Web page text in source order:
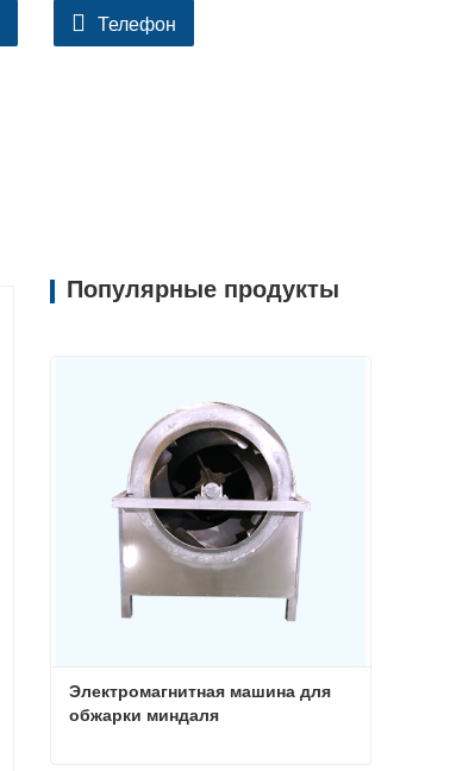
Телефон
Популярные продукты
Электромагнитная машина для
обжарки миндаля